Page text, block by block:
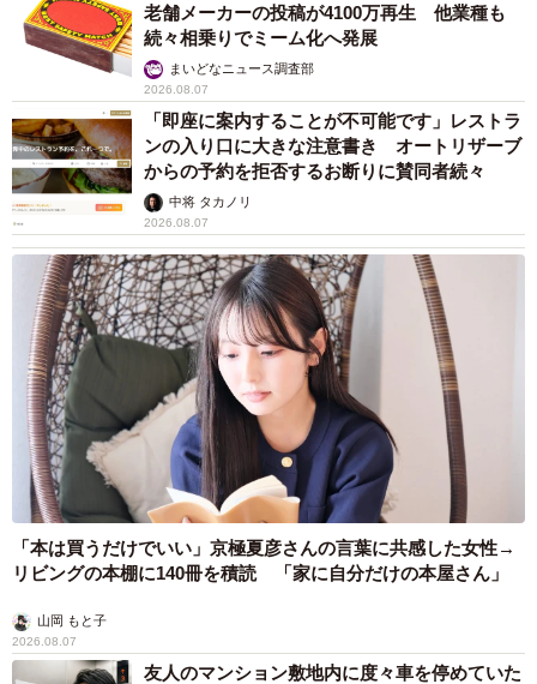
老舗メーカーの投稿が4100万再生 他業種も
続々相乗りでミーム化へ発展
まいどなニュース調査部
2026.08.07
「即座に案内することが不可能です」レストラ
ンの入り口に大きな注意書き オートリザーブ
からの予約を拒否するお断りに賛同者続々
中将 タカノリ
2026.08.07
「本は買うだけでいい」京極夏彦さんの言葉に共感した女性→
リビングの本棚に140冊を積読 「家に自分だけの本屋さん」
山岡 もと子
2026.08.07
友人のマンション敷地内に度々車を停めていた